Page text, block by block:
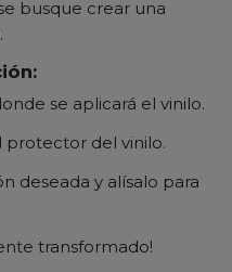
busque crear una
se aplicará el vinilo.
protector del vinilo.
deseada y alísalo para
transformado!